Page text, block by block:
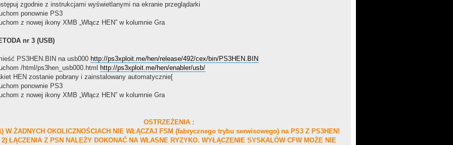
zgodnie z instrukcjami wyświetlanymi na ekranie przeglądarki
ponownie PS3
z nowej ikony XMB „Włącz HEN” w kolumnie Gra
nr 3 (USB)
PS3HEN.BIN na usb000 http://ps3xploit.me/hen/release/492/cex/bin/PS3HEN.BIN
/html/ps3hen_usb000.html
http://ps3xploit.me/hen/enabler/usb/
HEN zostanie pobrany i zainstalowany automatycznie[
ponownie PS3
z nowej ikony XMB „Włącz HEN” w kolumnie Gra
OSTRZEŻENIA :
W ŻADNYCH OKOLICZNOŚCIACH NIE WŁĄCZAJ FSM (fabrycznego trybu serwisowego) na PS3 Z PS3HEN!
2) ŁĄCZENIA Z PSN NALEŻY DOKONAĆ NA WŁASNE RYZYKO. WYŁĄCZENIE SYSKALÓW CFW MOŻE NIE